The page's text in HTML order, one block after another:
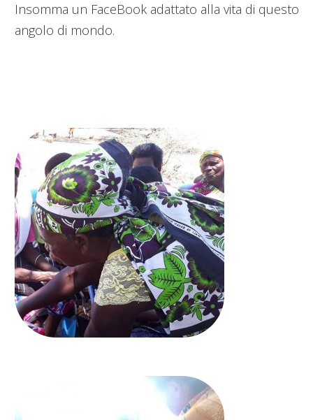
Insomma un FaceBook adattato alla vita di questo
angolo di mondo.